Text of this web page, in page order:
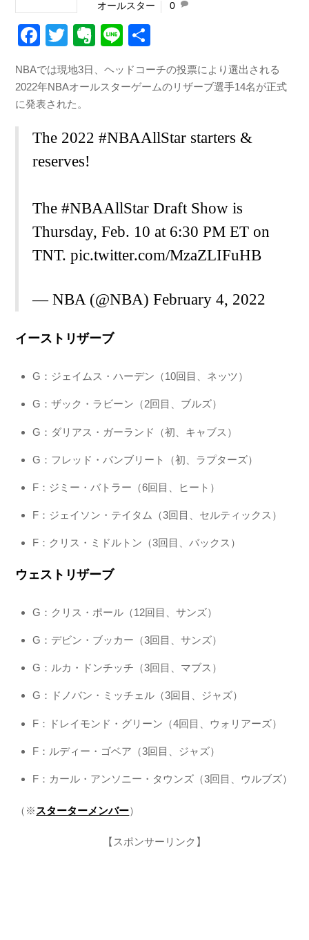
オールスター 0
F
c
e
o
o
T
wi
tt
er
E
er
e
Li
e
NBAでは現地3日、ヘッドコーチの投票により選出される
2022年NBAオールスターゲームのリザーブ選手14名が正式
に発表された。
The 2022 #NBAAllStarstarters &
reserves!
The #NBAAllStarDraft Show is
Thursday, Feb. 10 at 6:30 PM ET on
TNT. pic.twitter.com/MzaZLIFuHB
— NBA (@NBA) February 4, 2022
イーストリザーブ
G：ジェイムス・ハーデン（10回目、ネッツ）
G：ザック・ラビーン（2回目、ブルズ）
G：ダリアス・ガーランド（初、キャブス）
G：フレッド・バンブリート（初、ラプターズ）
F：ジミー・バトラー（6回目、ヒート）
F：ジェイソン・テイタム（3回目、セルティックス）
F：クリス・ミドルトン（3回目、バックス）
ウェストリザーブ
G：クリス・ポール（12回目、サンズ）
G：デビン・ブッカー（3回目、サンズ）
G：ルカ・ドンチッチ（3回目、マブス）
G：ドノバン・ミッチェル（3回目、ジャズ）
F：ドレイモンド・グリーン（4回目、ウォリアーズ）
F：ルディー・ゴベア（3回目、ジャズ）
F：カール・アンソニー・タウンズ（3回目、ウルブズ）
（※ スターターメンバー）
【スポンサーリンク】